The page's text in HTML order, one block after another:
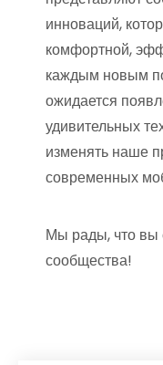
инноваций,
комфортной,
каждым новым
ожидается
удивительных
изменять наше
современных
Мы рады, что вы
сообщества!